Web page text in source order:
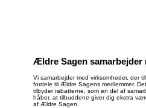
Ældre Sagen samarbejder
Vi samarbejder med virksomheder, der
fordele til Ældre Sagens medlemmer.
tilbyder rabatterne, som en del af
håber, at tilbuddene giver dig ekstra
af Ældre Sagen.